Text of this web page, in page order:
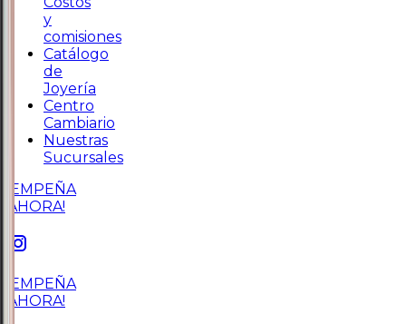
y
comisiones
Catálogo
de
Joyería
Centro
Cambiario
Nuestras
Sucursales
¡EMPEÑA
AHORA!
¡EMPEÑA
AHORA!